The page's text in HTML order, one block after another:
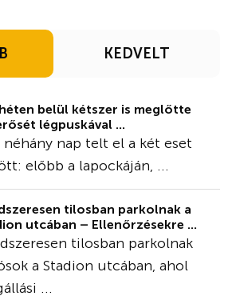
KEDVELT
belül kétszer is meglőtte
légpuskával ...
néhány nap telt el a két eset
előbb a lapockáján, ...
tilosban parkolnak a
utcában – Ellenőrzésekre ...
tilosban parkolnak
a Stadion utcában, ahol
...